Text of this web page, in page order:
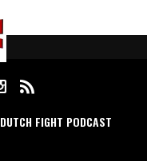
DUTCH FIGHT PODCAST